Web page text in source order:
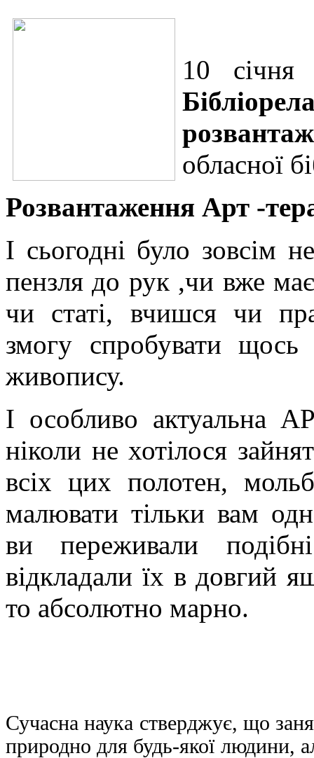
10 січня
обласної
Розвантаження Арт -
І сьогодні було зовсім
пензля до рук ,чи вже
чи статі, вчишся чи
змогу спробувати щось
живопису.
І особливо актуальна
ніколи не хотілося
всіх цих полотен,
малювати тільки вам
ви переживали
відкладали їх в довгий
то абсолютно марно.
Сучасна наука стверджує, що
природно для будь-якої людини,